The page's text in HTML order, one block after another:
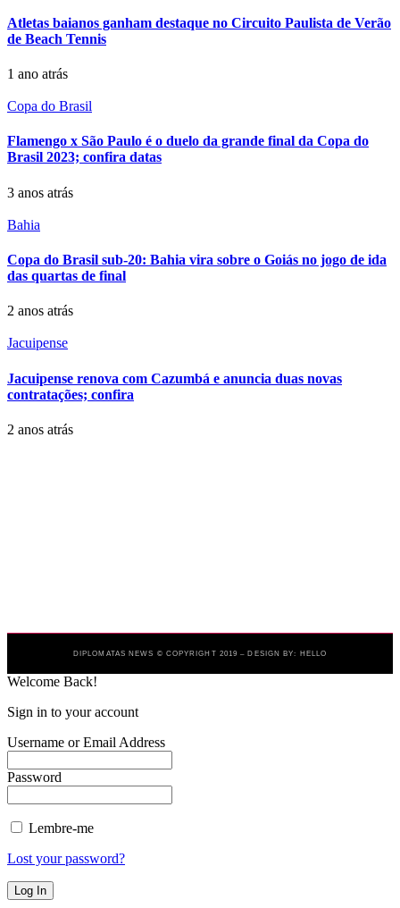
Atletas baianos ganham destaque no Circuito Paulista de Verão
de Beach Tennis
1 ano atrás
Copa do Brasil
Flamengo x São Paulo é o duelo da grande final da Copa do
Brasil 2023; confira datas
3 anos atrás
Bahia
Copa do Brasil sub-20: Bahia vira sobre o Goiás no jogo de ida
das quartas de final
2 anos atrás
Jacuipense
Jacuipense renova com Cazumbá e anuncia duas novas
contratações; confira
2 anos atrás
DIPLOMATAS NEWS © COPYRIGHT 2019 – DESIGN BY: HELLO
Welcome Back!
Sign in to your account
Username or Email Address
Password
Lembre-me
Lost your password?